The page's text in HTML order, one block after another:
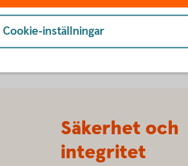
Cookie-inställningar
Säkerhet och
integritet